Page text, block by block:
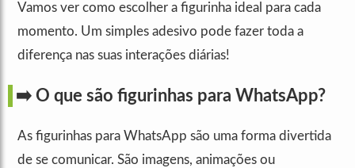
Vamos ver como escolher a figurinha ideal para cada
momento. Um simples adesivo pode fazer toda a
diferença nas suas interações diárias!
➡️ O que são figurinhas para WhatsApp?
As figurinhas para WhatsApp são uma forma divertida
de se comunicar. São imagens, animações ou